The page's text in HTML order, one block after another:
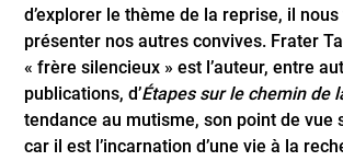
d’explorer le thème de la reprise, il
présenter nos autres convives. Frater
« frère silencieux » est l’auteur, entre
publications, d’Étapes sur le chemin de
tendance au mutisme, son point de vue
car il est l’incarnation d’une vie à la